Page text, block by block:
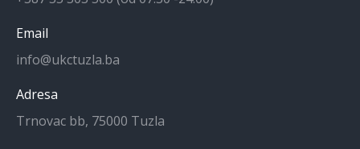
Email
info@ukctuzla.ba
Adresa
Trnovac bb, 75000 Tuzla